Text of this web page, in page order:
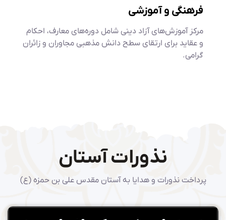
فرهنگی و آموزشی
مرکز آموزش‌های آزاد دینی شامل دوره‌های معارف، احکام
و عقاید برای ارتقای سطح دانش مذهبی مجاوران و زائران
گرامی.
نذورات آستان
پرداخت نذورات و هدایا به آستان مقدس علی بن حمزه (ع)